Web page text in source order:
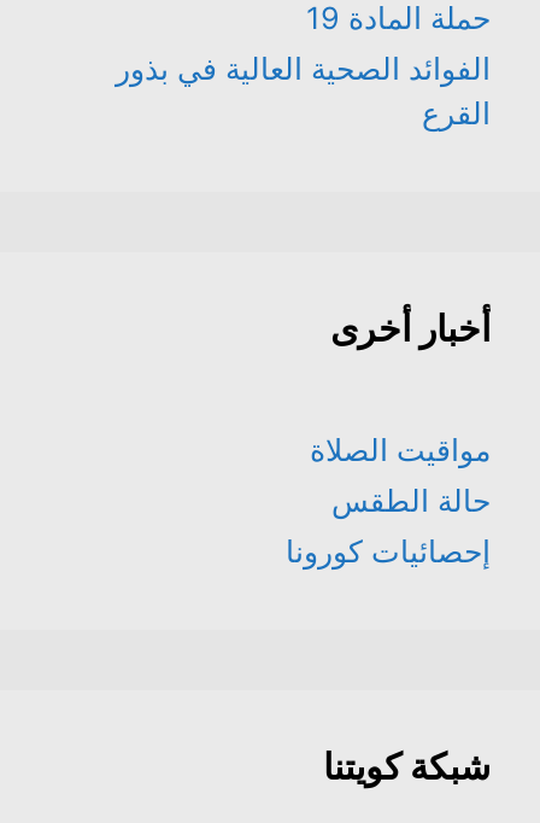
حملة المادة 19
الفوائد الصحية العالية في بذور
القرع
أخبار أخرى
مواقيت الصلاة
حالة الطقس
إحصائيات كورونا
شبكة كويتنا